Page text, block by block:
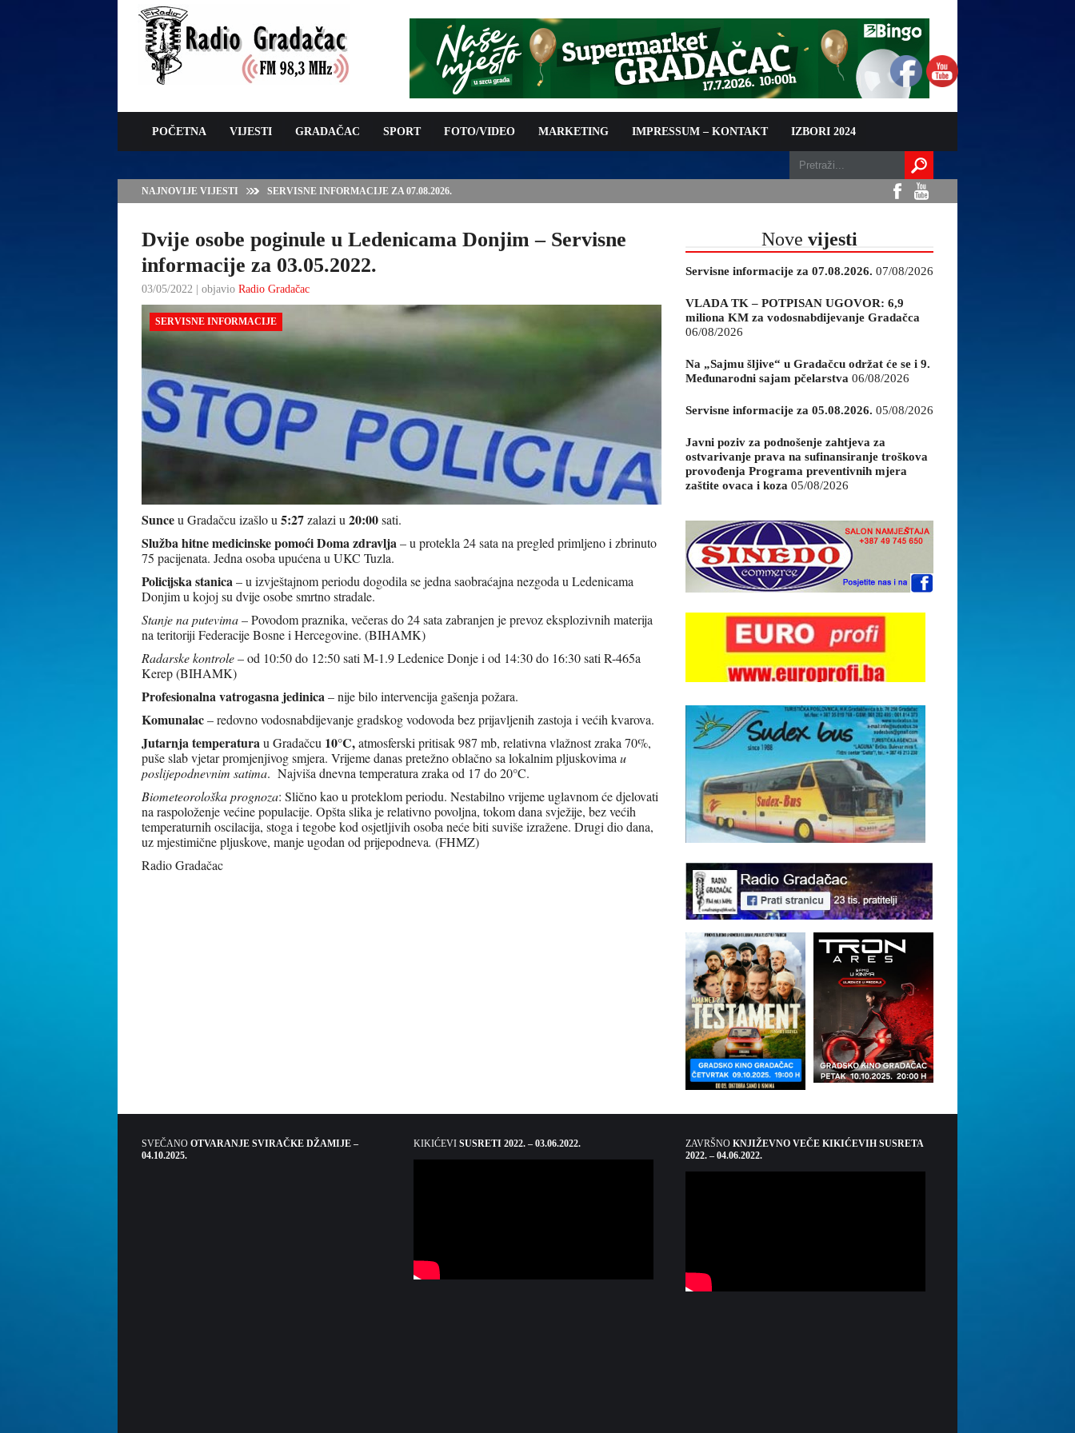
POČETNA VIJESTI GRADAČAC SPORT FOTO/VIDEO MARKETING IMPRESSUM – KONTAKT IZBORI 2024
NAJNOVIJE VIJESTI SERVISNE INFORMACIJE ZA 07.08.2026.
Dvije osobe poginule u Ledenicama Donjim – Servisne
informacije za 03.05.2022.
03/05/2022 | objavio Radio Gradačac
SERVISNE INFORMACIJE
Sunceu Gradačcu izašlo u 5:27zalazi u 20:00sati.
Služba hitne medicinske pomoći Doma zdravlja– u protekla 24 sata na pregled primljeno i zbrinuto
75 pacijenata. Jedna osoba upućena u UKC Tuzla.
Policijska stanica– u izvještajnom periodu dogodila se jedna saobraćajna nezgoda u Ledenicama
Donjim u kojoj su dvije osobe smrtno stradale.
Stanje na putevima– Povodom praznika, večeras do 24 sata zabranjen je prevoz eksplozivnih materija
na teritoriji Federacije Bosne i Hercegovine. (BIHAMK)
Radarske kontrole– od 10:50 do 12:50 sati M-1.9 Ledenice Donje i od 14:30 do 16:30 sati R-465a
Kerep (BIHAMK)
Profesionalna vatrogasna jedinica– nije bilo intervencija gašenja požara.
Komunalac– redovno vodosnabdijevanje gradskog vodovoda bez prijavljenih zastoja i većih kvarova.
Jutarnja temperaturau Gradačcu 10°C,atmosferski pritisak 987 mb, relativna vlažnost zraka 70%,
puše slab vjetar promjenjivog smjera. Vrijeme danas pretežno oblačno sa lokalnim pljuskovima u
poslijepodnevnim satima. Najviša dnevna temperatura zraka od 17 do 20°C.
Biometeorološka prognoza: Slično kao u proteklom periodu. Nestabilno vrijeme uglavnom će djelovati
na raspoloženje većine populacije. Opšta slika je relativno povoljna, tokom dana svježije, bez većih
temperaturnih oscilacija, stoga i tegobe kod osjetljivih osoba neće biti suviše izražene. Drugi dio dana,
uz mjestimične pljuskove, manje ugodan od prijepodneva. (FHMZ)
Radio Gradačac
Nove vijesti
Servisne informacije za 07.08.2026. 07/08/2026
VLADA TK – POTPISAN UGOVOR: 6,9
miliona KM za vodosnabdijevanje Gradačca
06/08/2026
Na „Sajmu šljive“ u Gradačcu održat će se i 9.
Međunarodni sajam pčelarstva 06/08/2026
Servisne informacije za 05.08.2026. 05/08/2026
Javni poziv za podnošenje zahtjeva za
ostvarivanje prava na sufinansiranje troškova
provođenja Programa preventivnih mjera
zaštite ovaca i koza 05/08/2026
SVEČANO OTVARANJE SVIRAČKE DŽAMIJE –
04.10.2025.
KIKIĆEVI SUSRETI 2022. – 03.06.2022. ZAVRŠNO KNJIŽEVNO VEČE KIKIĆEVIH SUSRETA
2022. – 04.06.2022.